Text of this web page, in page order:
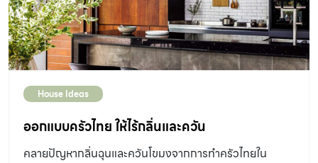
House Ideas
ออกแบบครัวไทย ให้ไร้กลิ่นและควัน
คลายปัญหากลิ่นฉุนและควันโขมงจากการทำครัวไทยใน